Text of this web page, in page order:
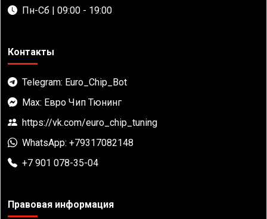
Пн-Сб | 09:00 - 19:00
Контакты
Telegram: Euro_Chip_Bot
Max: Евро Чип Тюнинг
https://vk.com/euro_chip_tuning
WhatsApp: +79317082148
+7 901 078-35-04
Правовая информация